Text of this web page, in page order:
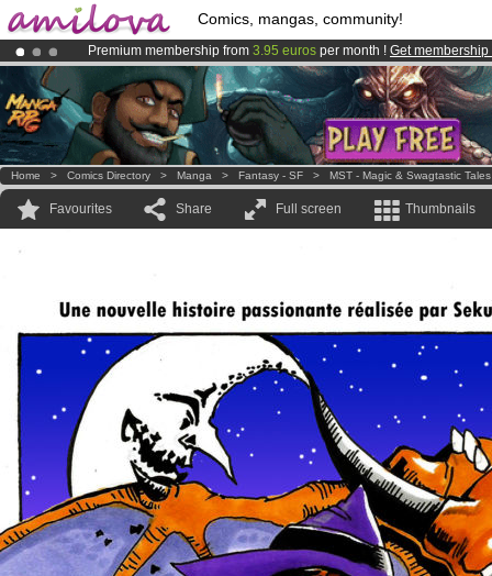
Comics, mangas, community!
Premium membership from 3.95 euros per month ! Get membership
AmilovaKickstarter is now LIVE!.
Already 100000membersand 1000 comics & mangas!.
Home > Comics Directory > Manga > Fantasy - SF > MST - Magic & Swagtastic Tales
Favourites Share Full screen Thumbnails